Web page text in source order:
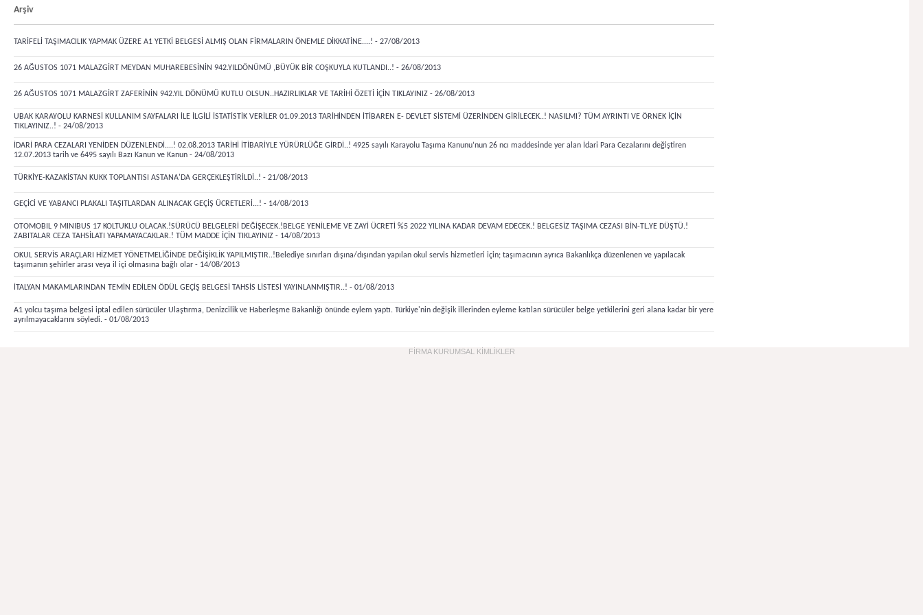
Arşiv
TARİFELİ TAŞIMACILIK YAPMAK ÜZERE A1 YETKİ BELGESİ ALMIŞ OLAN FİRMALARIN ÖNEMLE DİKKATİNE....! - 27/08/2013
26 AĞUSTOS 1071 MALAZGİRT MEYDAN MUHAREBESİNİN 942.YILDÖNÜMÜ ,BÜYÜK BİR COŞKUYLA KUTLANDI..! - 26/08/2013
26 AĞUSTOS 1071 MALAZGİRT ZAFERİNİN 942.YIL DÖNÜMÜ KUTLU OLSUN..HAZIRLIKLAR VE TARİHİ ÖZETİ İÇİN TIKLAYINIZ - 26/08/2013
UBAK KARAYOLU KARNESİ KULLANIM SAYFALARI İLE İLGİLİ İSTATİSTİK VERİLER 01.09.2013 TARİHİNDEN İTİBAREN E- DEVLET SİSTEMİ ÜZERİNDEN GİRİLECEK..! NASILMI? TÜM AYRINTI VE ÖRNEK İÇİN
TIKLAYINIZ..! - 24/08/2013
İDARİ PARA CEZALARI YENİDEN DÜZENLENDİ....! 02.08.2013 TARİHİ İTİBARİYLE YÜRÜRLÜĞE GİRDİ..! 4925 sayılı Karayolu Taşıma Kanunu’nun 26 ncı maddesinde yer alan İdari Para Cezalarını değiştiren
12.07.2013 tarih ve 6495 sayılı Bazı Kanun ve Kanun - 24/08/2013
TÜRKİYE-KAZAKİSTAN KUKK TOPLANTISI ASTANA'DA GERÇEKLEŞTİRİLDİ..! - 21/08/2013
GEÇİCİ VE YABANCI PLAKALI TAŞITLARDAN ALINACAK GEÇİŞ ÜCRETLERİ...! - 14/08/2013
OTOMOBIL 9 MINIBUS 17 KOLTUKLU OLACAK.!SÜRÜCÜ BELGELERİ DEĞİŞECEK.!BELGE YENİLEME VE ZAYİ ÜCRETİ %5 2022 YILINA KADAR DEVAM EDECEK.! BELGESİZ TAŞIMA CEZASI BİN-TL.YE DÜŞTÜ.!
ZABITALAR CEZA TAHSİLATI YAPAMAYACAKLAR.! TÜM MADDE İÇİN TIKLAYINIZ - 14/08/2013
OKUL SERVİS ARAÇLARI HİZMET YÖNETMELİĞİNDE DEĞİŞİKLİK YAPILMIŞTIR..!Belediye sınırları dışına/dışından yapılan okul servis hizmetleri için; taşımacının ayrıca Bakanlıkça düzenlenen ve yapılacak
taşımanın şehirler arası veya il içi olmasına bağlı olar - 14/08/2013
İTALYAN MAKAMLARINDAN TEMİN EDİLEN ÖDÜL GEÇİŞ BELGESİ TAHSİS LİSTESİ YAYINLANMIŞTIR..! - 01/08/2013
A1 yolcu taşıma belgesi iptal edilen sürücüler Ulaştırma, Denizcilik ve Haberleşme Bakanlığı önünde eylem yaptı. Türkiye'nin değişik illerinden eyleme katılan sürücüler belge yetkilerini geri alana kadar bir yere
ayrılmayacaklarını söyledi. - 01/08/2013
FİRMA KURUMSAL KİMLİKLER